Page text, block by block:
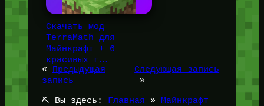
Скачать мод
TerraMath для
Майнкрафт + 6
красивых г…
«
Предыдущая
запись
Следующая запись
»
⛏️ Вы здесь: Главная »
Майнкрафт